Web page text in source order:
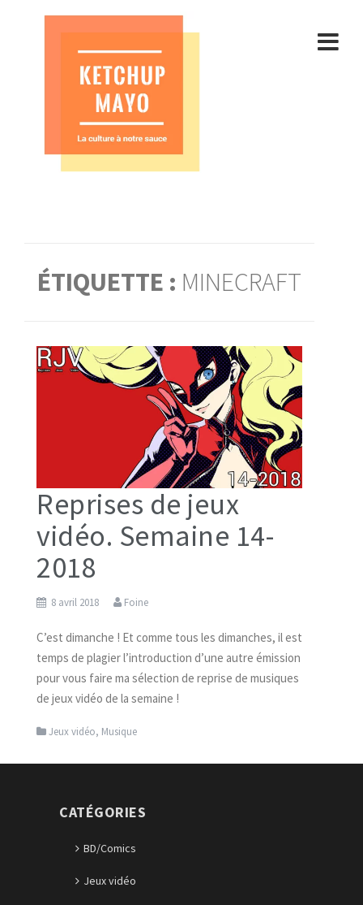
ÉTIQUETTE : MINECRAFT
Reprises de jeux
vidéo. Semaine 14-
2018
8 avril 2018 Foine
C’est dimanche ! Et comme tous les dimanches, il est
temps de plagier l’introduction d’une autre émission
pour vous faire ma sélection de reprise de musiques
de jeux vidéo de la semaine !
Jeux vidéo, Musique
CATÉGORIES
BD/Comics
Jeux vidéo